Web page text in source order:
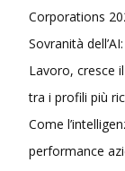
Corporations
Sovranità
Lavoro, cresce
tra i profili più
Come
performance